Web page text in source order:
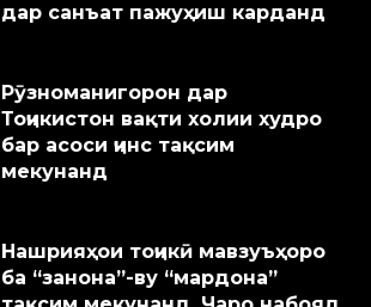
дар санъат пажуҳиш карданд
Рӯзноманигорон дар
Тоҷикистон вақти холии худро
бар асоси ҷинс тақсим
мекунанд
Нашрияҳои тоҷикӣ мавзуъҳоро
ба “занона”-ву “мардона”